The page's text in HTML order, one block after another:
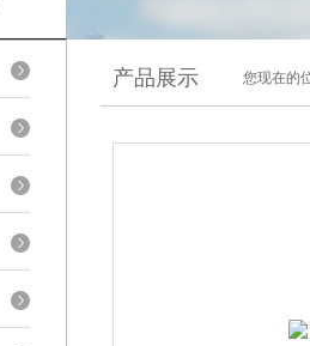
产品展示 您现在的